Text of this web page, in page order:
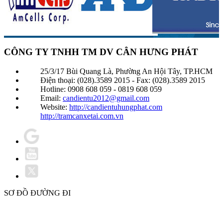
CÔNG TY TNHH TM DV CÂN HƯNG PHÁT
25/3/17 Bùi Quang Là, Phường An Hội Tây, TP.HCM
Điện thoại: (028).3589 2015 - Fax: (028).3589 2015
Hotline: 0908 608 059 - 0819 608 059
Email: candientu2012@gmail.com
Website: http://candientuhungphat.com
http://tramcanxetai.com.vn
SƠ ĐỒ ĐƯỜNG ĐI